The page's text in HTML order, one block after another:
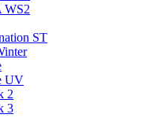
ST
UV
2
3